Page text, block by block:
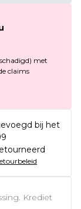
met
claims
bij het
Krediet